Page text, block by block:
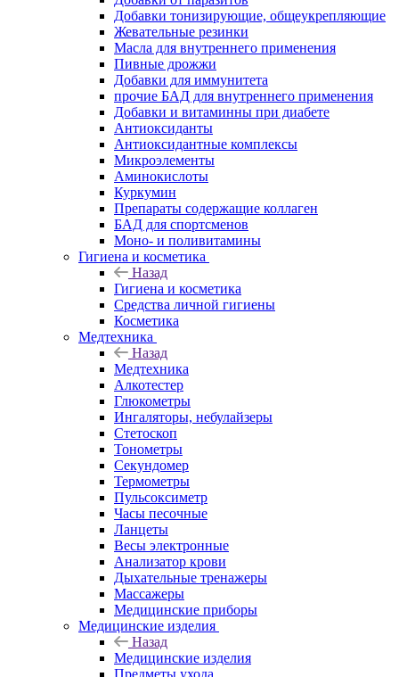
Добавки тонизирующие, общеукрепляющие
Жевательные резинки
Масла для внутреннего применения
Пивные дрожжи
Добавки для иммунитета
прочие БАД для внутреннего применения
Добавки и витаминны при диабете
Антиоксиданты
Антиоксидантные комплексы
Микроэлементы
Аминокислоты
Куркумин
Препараты содержащие коллаген
БАД для спортсменов
Моно- и поливитамины
Гигиена и косметика
Назад
Гигиена и косметика
Средства личной гигиены
Косметика
Медтехника
Назад
Медтехника
Алкотестер
Глюкометры
Ингаляторы, небулайзеры
Стетоскоп
Тонометры
Секундомер
Термометры
Пульсоксиметр
Часы песочные
Ланцеты
Весы электронные
Анализатор крови
Дыхательные тренажеры
Массажеры
Медицинские приборы
Медицинские изделия
Назад
Медицинские изделия
Предметы ухода